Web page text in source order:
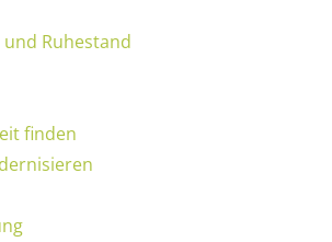
Ruhestand
finden